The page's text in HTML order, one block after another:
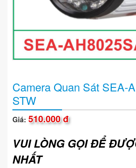
Camera Quan Sát SEA-
STW
Giá: 510.000 đ
VUI LÒNG GỌI ĐỂ
NHẤT